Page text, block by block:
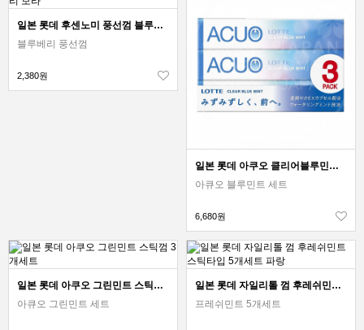
일본 롯데 후센노미 풍선껌 블루베리 보라
블루베리 풍선껌
2,380원
일본 롯데 아쿠오 클리어블루민트 스틱껌 3개세트
아큐오 블루민트 세트
6,680원
일본 롯데 아쿠오 그린민트 스틱껌 3개세트
아큐오 그린민트 세트
일본 롯데 자일리톨 껌 후레쉬민트 스틱타입 5개세트 파랑
프레쉬민트 5개세트